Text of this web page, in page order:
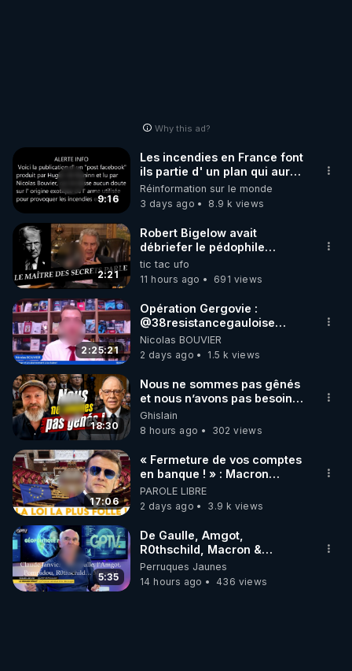
Why this ad?
9:16
Les incendies en France font
ils partie d' un plan qui aurait
débuté le 11 septembre 2001
?
Réinformation sur le monde
3 days ago
8.9 k views
2:21
Robert Bigelow avait
débriefer le pédophile
génocidaire de donald j
trump
tic tac ufo
11 hours ago
691 views
2:25:21
Opération Gergovie :
‪@38resistancegauloise‬
‪@MarionSigautOfficiel‬
‪@gladysriifard5710‬ Laëtitia
Nicolas BOUVIER
2 days ago
1.5 k views
18:30
Nous ne sommes pas gênés
et nous n’avons pas besoin
de nous excuser ! #jw
#jehovah #collegecentral
Ghislain
8 hours ago
302 views
17:06
« Fermeture de vos comptes
en banque ! » : Macron
impose une loi folle !
PAROLE LIBRE
2 days ago
3.9 k views
5:35
De Gaulle, Amgot,
R0thschild, Macron &
Pompidou… Macron Claude
Janvier, GPTV, 18 X 2024
Perruques Jaunes
14 hours ago
436 views